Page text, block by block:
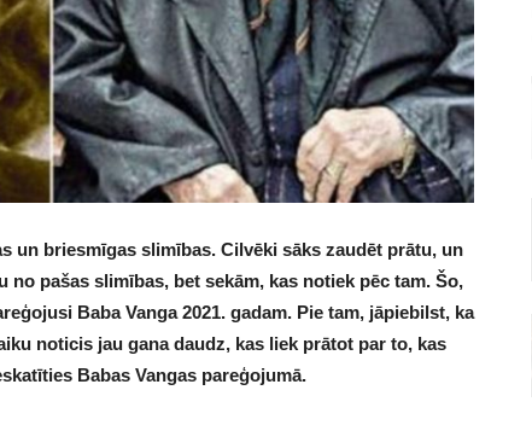
un briesmīgas slimības. Cilvēki sāks zaudēt prātu, un
pašas slimības, bet sekām, kas notiek pēc tam. Šo,
Baba Vanga 2021. gadam. Pie tam, jāpiebilst, ka
noticis jau gana daudz, kas liek prātot par to, kas
Babas Vangas pareģojumā.